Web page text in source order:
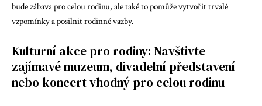
bude zábava pro celou rodinu, ale také to pomůže vytvořit trvalé
vzpomínky a posilnit rodinné vazby.
Kulturní akce pro rodiny: Navštivte
zajímavé muzeum, divadelní představení
nebo koncert vhodný pro celou rodinu